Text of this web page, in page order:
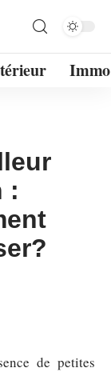
Immo
:
de petites